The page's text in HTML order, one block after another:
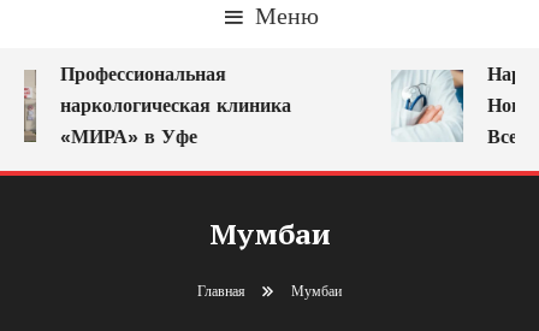
Меню
Профессиональная
наркологическая клиника
«МИРА» в Уфе
Мумбаи
Главная Мумбаи